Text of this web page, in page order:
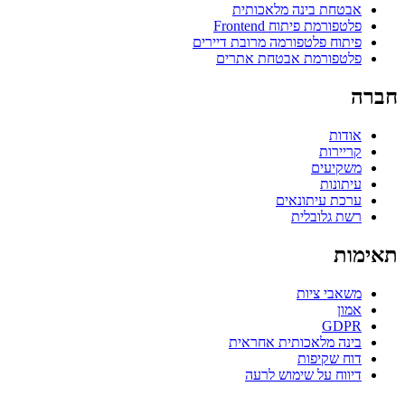
אבטחת בינה מלאכותית
פלטפורמת פיתוח Frontend
פיתוח פלטפורמה מרובת דיירים
פלטפורמת אבטחת אתרים
חברה
אודות
קריירות
משקיעים
עיתונות
ערכת עיתונאים
רשת גלובלית
תאימות
משאבי ציות
אמון
GDPR
בינה מלאכותית אחראית
דוח שקיפות
דיווח על שימוש לרעה